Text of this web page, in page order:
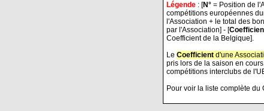
Légende : [N° = Position de
compétitions européennes
l'Association + le total des
par l'Association] - [
Coefficient de la Belgique].
Le Coefficient d'une
pris lors de la saison en
compétitions interclubs de
Pour voir la liste complète du